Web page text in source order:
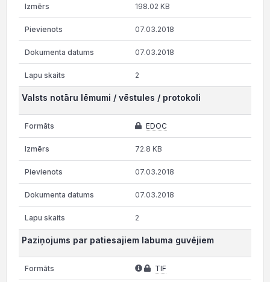
198.02 KB
07.03.2018
07.03.2018
2
Valsts notāru lēmumi / vēstules / protokoli
EDOC
72.8 KB
07.03.2018
07.03.2018
2
Paziņojums par patiesajiem labuma guvējiem
TIF